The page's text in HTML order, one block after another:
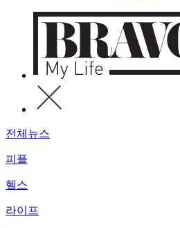
전체뉴스
피플
헬스
라이프